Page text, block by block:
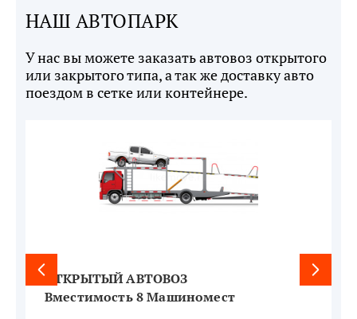
НАШ АВТОПАРК
У нас вы можете заказать автовоз открытого
или закрытого типа, а так же доставку авто
поездом в сетке или контейнере.
ОТКРЫТЫЙ АВТОВОЗ
Вместимость 8 Машиномест